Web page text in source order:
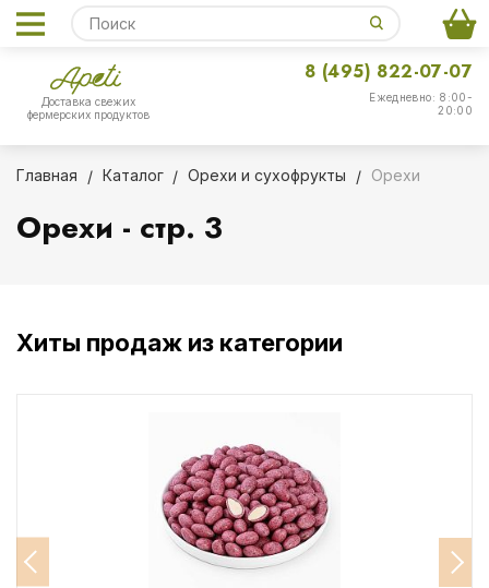
Доставка свежих
фермерских продуктов
Ежедневно: 8:00-
20:00
8 (495) 822-07-07
Главная Каталог Орехи и сухофрукты Орехи
Орехи - стр. 3
Хиты продаж из категории